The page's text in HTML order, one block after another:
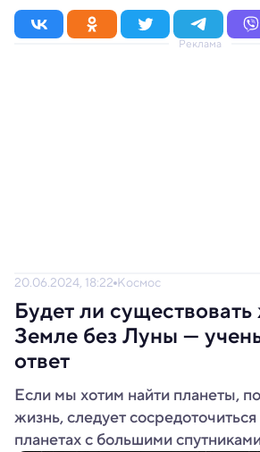
Реклама
20.06.2024, 18:22 Космос
Будет ли
Земле без Луны —
ответ
Если мы хотим найти планеты,
жизнь, следует
планетах с большими